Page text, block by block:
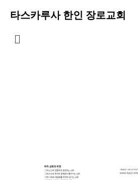
타스카루사 한인 장로교회